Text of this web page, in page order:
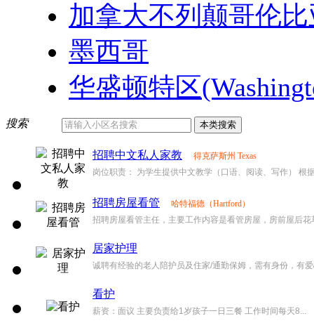
加拿大不列颠哥伦
墨西哥
华盛顿特区
搜索
招聘中文私人家教
得克萨斯州 Texas
岗位职责： 为学生提供中文教学（口语、阅读、写作） 根
招聘房屋看管
哈特福德（Hartford）
招聘房屋看管主任，主要工作内容是看管房屋，房前屋后花
居家护理
诚聘有经验的老人陪护员及住家/通勤保姆，需有身份，有
看护
薪资：面议 主要负责给1岁孩子一日三餐 工作时间每天8...